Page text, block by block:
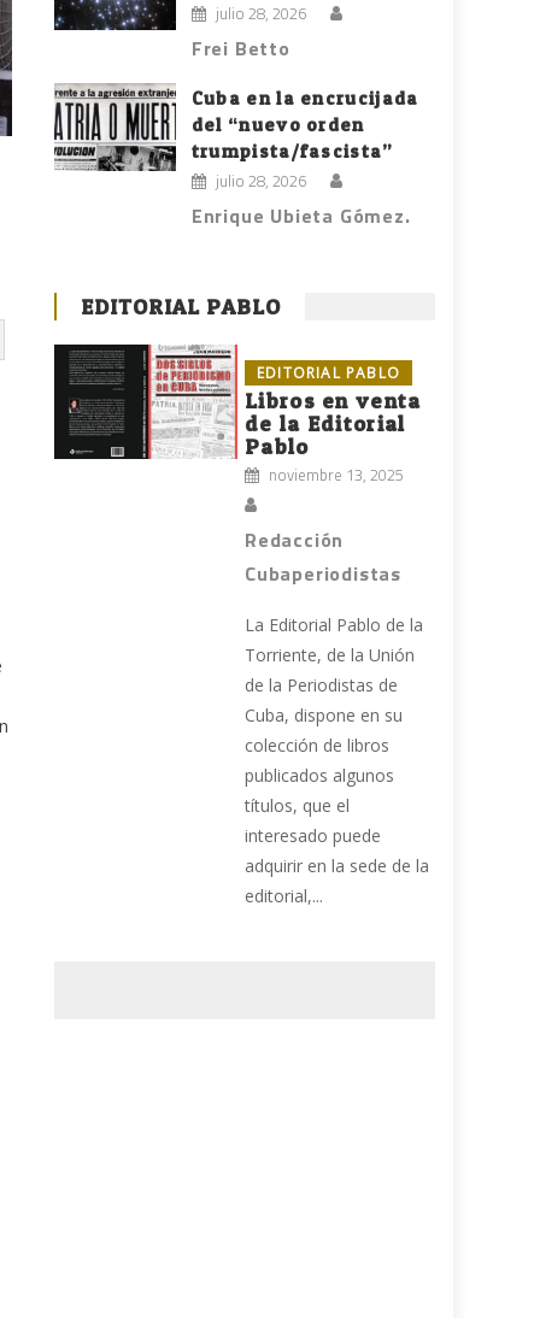
julio 28, 2026
Frei Betto
Cuba en la encrucijada
del “nuevo orden
trumpista/fascista”
julio 28, 2026
Enrique Ubieta Gómez.
EDITORIAL PABLO
EDITORIAL PABLO
Libros en venta
de la Editorial
Pablo
noviembre 13, 2025
Redacción
Cubaperiodistas
La Editorial Pablo de la
Torriente, de la Unión
de la Periodistas de
Cuba, dispone en su
colección de libros
publicados algunos
títulos, que el
interesado puede
adquirir en la sede de la
editorial,...